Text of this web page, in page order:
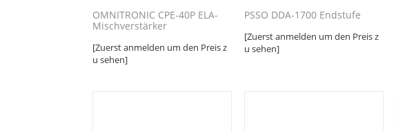
OMNITRONIC CPE-40P ELA-
Mischverstärker
[Zuerst anmelden um den Preis z
u sehen]
PSSO DDA-1700 Endstufe
[Zuerst anmelden um den Preis z
u sehen]